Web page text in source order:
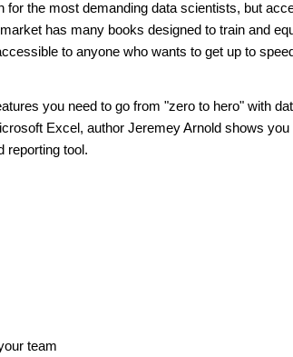
the most demanding data scientists, but
has many books designed to train and
to anyone who wants to get up to
you need to go from "zero to hero" with
Excel, author Jeremey Arnold shows you
reporting tool.
team